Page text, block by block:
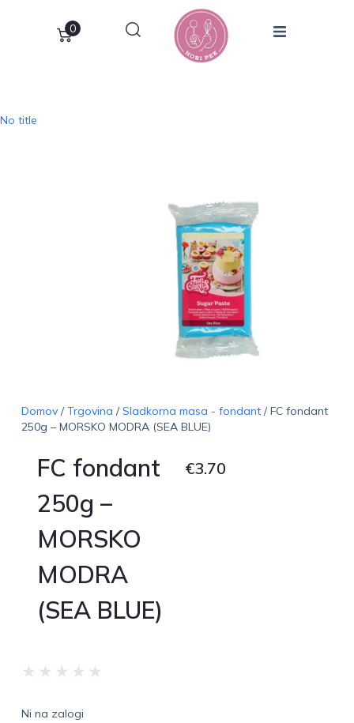
0
No title
Domov/Trgovina /Sladkorna masa - fondant/ FC fondant
250g – MORSKO MODRA (SEA BLUE)
FC fondant
250g –
MORSKO
MODRA
(SEA BLUE)
€3.70
★ ★ ★ ★ ★
Ni na zalogi